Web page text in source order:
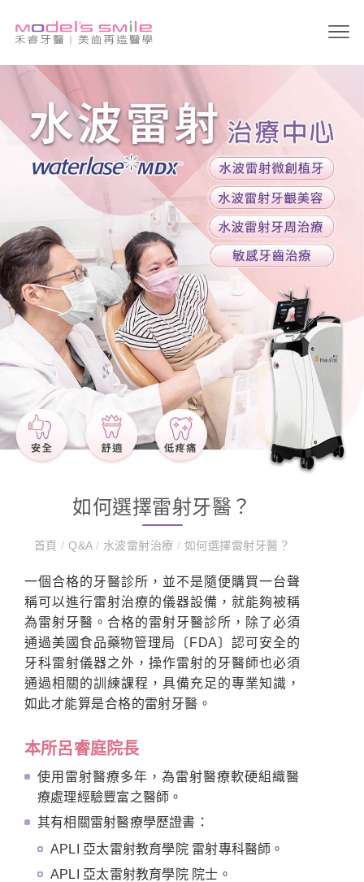
如何選擇雷射牙醫？
首頁/ Q&A/ 水波雷射治療/ 如何選擇雷射牙醫？
一個合格的牙醫診所，並不是隨便購買一台聲
稱可以進行雷射治療的儀器設備，就能夠被稱
為雷射牙醫。合格的雷射牙醫診所，除了必須
通過美國食品藥物管理局〔FDA〕認可安全的
牙科雷射儀器之外，操作雷射的牙醫師也必須
通過相關的訓練課程，具備充足的專業知識，
如此才能算是合格的雷射牙醫。
本所呂睿庭院長
使用雷射醫療多年，為雷射醫療軟硬組織醫
療處理經驗豐富之醫師。
其有相關雷射醫療學歷證書：
APLI 亞太雷射教育學院 雷射專科醫師。
APLI 亞太雷射教育學院 院士。